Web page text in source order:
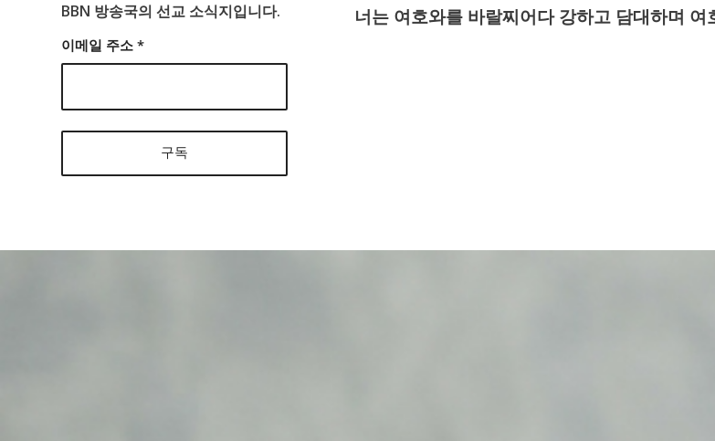
BBN 방송국의 선교 소식지입니다.
이메일 주소 *
너는 여호와를 바랄찌어다 강하고 담대하며 여